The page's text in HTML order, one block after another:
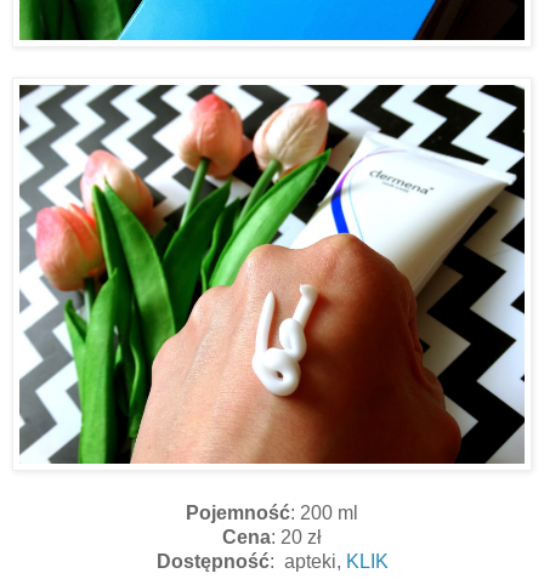
Pojemność: 200 ml
Cena: 20 zł
Dostępność: apteki, KLIK